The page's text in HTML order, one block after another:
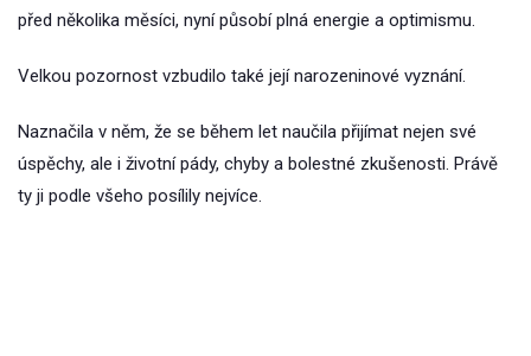
před několika měsíci, nyní působí plná energie a optimismu.
Velkou pozornost vzbudilo také její narozeninové vyznání.
Naznačila v něm, že se během let naučila přijímat nejen své
úspěchy, ale i životní pády, chyby a bolestné zkušenosti. Právě
ty ji podle všeho posílily nejvíce.